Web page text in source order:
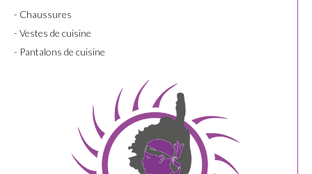
- Chaussures
- Vestes de cuisine
- Pantalons de cuisine